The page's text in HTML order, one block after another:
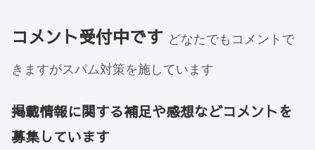
コメント受付中です どなたでもコメントで
きますがスパム対策を施しています
掲載情報に関する補足や感想などコメントを
募集しています